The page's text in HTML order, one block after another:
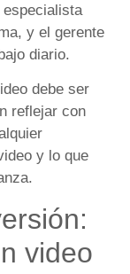
y el gerente
diario.
debe ser
reflejar con
y lo que
video